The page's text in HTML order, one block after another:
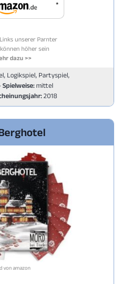
*
unserer Parnter
höher sein
dazu >>
Logikspiel, Partyspiel,
Spielweise: mittel
2018
von amazon